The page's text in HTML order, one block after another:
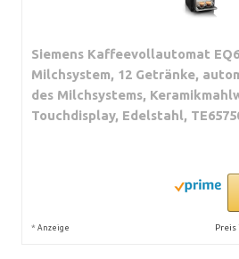
Siemens Kaffeevollautomat
Milchsystem, 12 Getränke,
des Milchsystems,
Touchdisplay, Edelstahl,
* Anzeige Preis